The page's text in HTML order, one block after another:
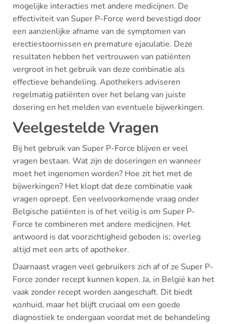
mogelijke interacties met andere medicijnen. De
effectiviteit van Super P-Force werd bevestigd door
een aanzienlijke afname van de symptomen van
erectiestoornissen en premature ejaculatie. Deze
resultaten hebben het vertrouwen van patiënten
vergroot in het gebruik van deze combinatie als
effectieve behandeling. Apothekers adviseren
regelmatig patiënten over het belang van juiste
dosering en het melden van eventuele bijwerkingen.
Veelgestelde Vragen
Bij het gebruik van Super P-Force blijven er veel
vragen bestaan. Wat zijn de doseringen en wanneer
moet het ingenomen worden? Hoe zit het met de
bijwerkingen? Het klopt dat deze combinatie vaak
vragen oproept. Een veelvoorkomende vraag onder
Belgische patiënten is of het veilig is om Super P-
Force te combineren met andere medicijnen. Het
antwoord is dat voorzichtigheid geboden is; overleg
altijd met een arts of apotheker.
Daarnaast vragen veel gebruikers zich af of ze Super P-
Force zonder recept kunnen kopen. Ja, in België kan het
vaak zonder recept worden aangeschaft. Dit biedt
қолhuid, maar het blijft cruciaal om een goede
diagnostiek te ondergaan voordat met de behandeling